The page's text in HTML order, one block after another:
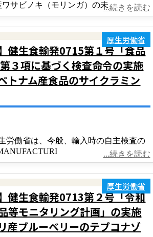
サビノキ（モリンガ）の未...続きを読む
健生食輸発0715第１号「食品
３項に基づく検査命令の実施
トナム産食品のサイクラミン
厚生労働省
労働省は、今般、輸入時の自主検査の
...続きを読む
健生食輸発0713第２号「令和
等モニタリング計画」の実施
産ブルーベリーのテブコナゾ
厚生労働省